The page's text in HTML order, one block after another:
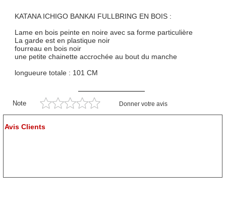
KATANA ICHIGO BANKAI FULLBRING EN BOIS :
Lame en bois peinte en noire avec sa forme particulière
La garde est en plastique noir
fourreau en bois noir
une petite chainette accrochée au bout du manche
longueure totale : 101 CM
Note Donner votre avis
Avis Clients